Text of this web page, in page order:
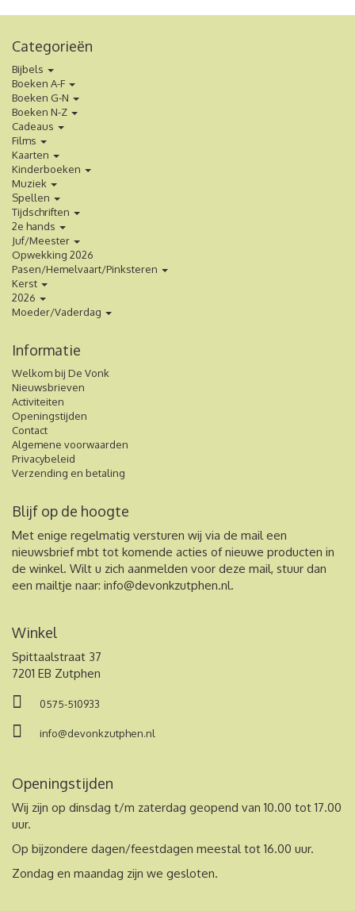
Categorieën
Bijbels
Boeken A-F
Boeken G-N
Boeken N-Z
Cadeaus
Films
Kaarten
Kinderboeken
Muziek
Spellen
Tijdschriften
2e hands
Juf/Meester
Opwekking 2026
Pasen/Hemelvaart/Pinksteren
Kerst
2026
Moeder/Vaderdag
Informatie
Welkom bij De Vonk
Nieuwsbrieven
Activiteiten
Openingstijden
Contact
Algemene voorwaarden
Privacybeleid
Verzending en betaling
Blijf op de hoogte
Met enige regelmatig versturen wij via de mail een
nieuwsbrief mbt tot komende acties of nieuwe producten in
de winkel. Wilt u zich aanmelden voor deze mail, stuur dan
een mailtje naar: info@devonkzutphen.nl.
Winkel
Spittaalstraat 37
7201 EB Zutphen
0575-510933
info@devonkzutphen.nl
Openingstijden
Wij zijn op dinsdag t/m zaterdag geopend van 10.00 tot 17.00
uur.
Op bijzondere dagen/feestdagen meestal tot 16.00 uur.
Zondag en maandag zijn we gesloten.